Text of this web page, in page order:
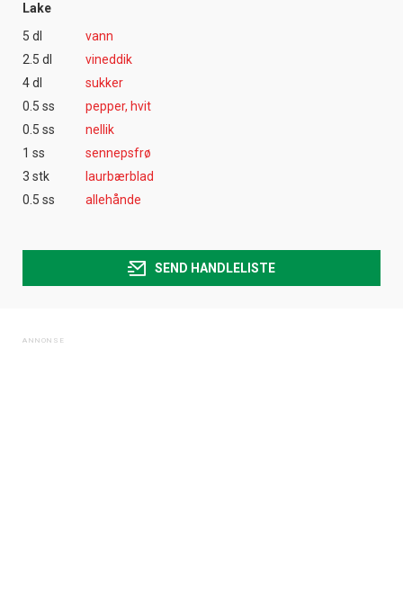
Lake
5 dl
vann
2.5 dl
vineddik
4 dl
sukker
0.5 ss
pepper, hvit
0.5 ss
nellik
1 ss
sennepsfrø
3 stk
laurbærblad
0.5 ss
allehånde
SEND HANDLELISTE